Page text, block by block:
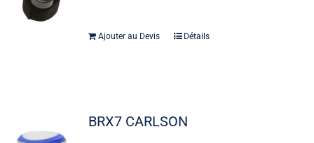
Ajouter au Devis Détails
BRX7 CARLSON